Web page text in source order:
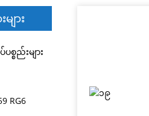
ား
ည်းများ
RG6